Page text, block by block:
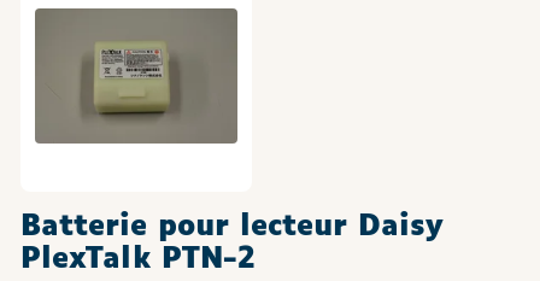
Batterie pour lecteur Daisy
PlexTalk PTN-2